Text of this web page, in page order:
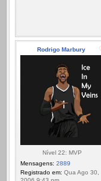
Rodrigo Marbury
Nível 22: MVP
Mensagens: 2889
Registrado em: Qua Ago 30,